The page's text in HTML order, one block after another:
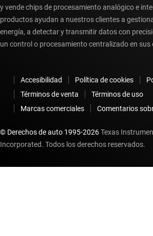
y vende chips de procesamiento analógico e
productos ayudan a nuestros clientes a
energía, a detectar y transmitir datos con
un control o procesamiento centralizado en sus
Accesibilidad Política de cookies
Términos de venta
Términos de uso
Marcas comerciales
Comentarios
© Derechos de auto 1995-2026Texas
Incorporated. Todos los derechos reservados.